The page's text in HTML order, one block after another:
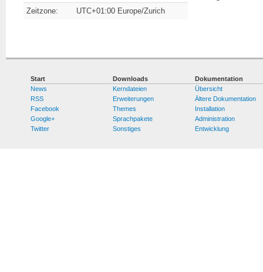
Zeitzone:
UTC+01:00 Europe/Zurich
Start
News
RSS
Facebook
Google+
Twitter
Downloads
Kerndateien
Erweiterungen
Themes
Sprachpakete
Sonstiges
Dokumentation
Übersicht
Ältere Dokumentation
Installation
Administration
Entwicklung